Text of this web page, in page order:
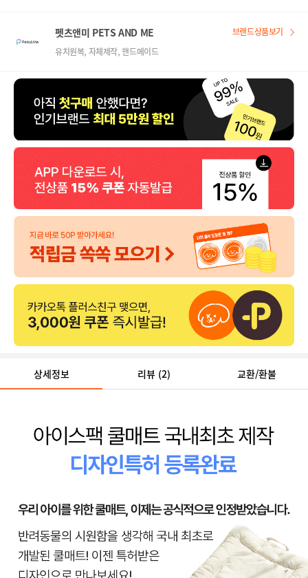
펫츠앤미 PETS AND ME
유치원복, 자체제작, 핸드메이드
브랜드상품보기
상세정보 리뷰 (2) 교환/환불